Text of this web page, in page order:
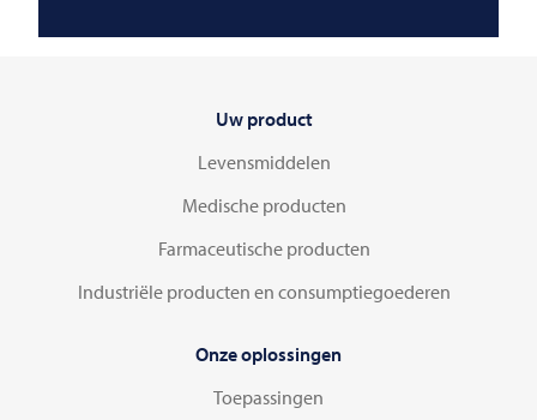
Uw product
Levensmiddelen
Medische producten
Farmaceutische producten
Industriële producten en consumptiegoederen
Onze oplossingen
Toepassingen